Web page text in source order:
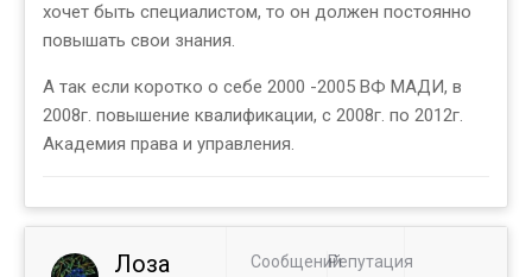
хочет быть специалистом, то он должен постоянно
повышать свои знания.
А так если коротко о себе 2000 -2005 ВФ МАДИ, в
2008г. повышение квалификации, с 2008г. по 2012г.
Академия права и управления.
Лоза СообщенийРепутация